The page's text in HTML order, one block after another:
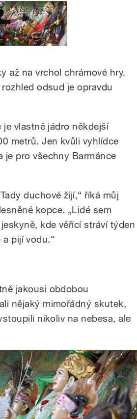
až na vrchol chrámové hry.
odsud je opravdu
vlastně jádro někdejší
metrů. Jen kvůli vyhlídce
je pro všechny Barmánce
duchové žijí,“ říká můj
kopce. „Lidé sem
kde věřící stráví týden
pijí vodu.“
jakousi obdobou
nějaký mimořádný skutek,
nikoliv na nebesa, ale